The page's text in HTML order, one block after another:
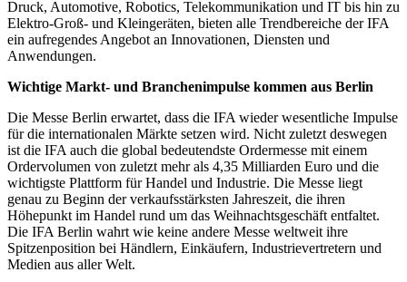
Druck, Automotive, Robotics, Telekommunikation und IT bis hin zu
Elektro-Groß- und Kleingeräten, bieten alle Trendbereiche der IFA
ein aufregendes Angebot an Innovationen, Diensten und
Anwendungen.
Wichtige Markt- und Branchenimpulse kommen aus Berlin
Die Messe Berlin erwartet, dass die IFA wieder wesentliche Impulse
für die internationalen Märkte setzen wird. Nicht zuletzt deswegen
ist die IFA auch die global bedeutendste Ordermesse mit einem
Ordervolumen von zuletzt mehr als 4,35 Milliarden Euro und die
wichtigste Plattform für Handel und Industrie. Die Messe liegt
genau zu Beginn der verkaufsstärksten Jahreszeit, die ihren
Höhepunkt im Handel rund um das Weihnachtsgeschäft entfaltet.
Die IFA Berlin wahrt wie keine andere Messe weltweit ihre
Spitzenposition bei Händlern, Einkäufern, Industrievertretern und
Medien aus aller Welt.